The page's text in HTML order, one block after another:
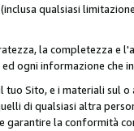
qualsiasi
la completezza
ogni informazione che
Sito, e i materiali sul
di qualsiasi altra
garantire la conformità